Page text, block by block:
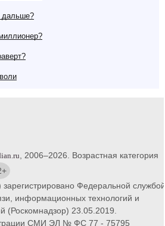
дальше?
, 2006–2026. Возрастная категория
зарегистрировано Федеральной службой
информационных технологий и
(Роскомнадзор) 23.05.2019.
СМИ ЭЛ № ФС 77 - 75795